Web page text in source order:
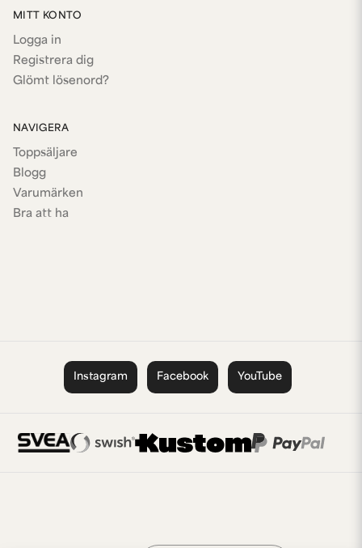
MITT KONTO
Logga in
Registrera dig
Glömt lösenord?
NAVIGERA
Toppsäljare
Blogg
Varumärken
Bra att ha
Instagram Facebook YouTube